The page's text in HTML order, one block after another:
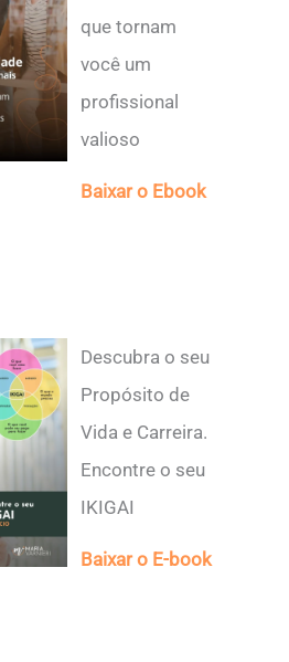
que tornam
você um
profissional
valioso
Baixar o Ebook
Descubra o seu
Propósito de
Vida e Carreira.
Encontre o seu
IKIGAI
Baixar o E-book